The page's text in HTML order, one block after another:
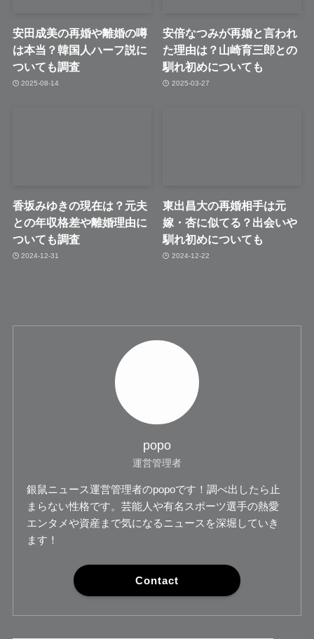
安田成美の再婚や離婚の噂
は本当？韓国人ハーフ説に
ついても調査
2025-08-14
安倍なつみが再婚と言われ
た理由は？山崎育三郎との
馴れ初めについても
2025-03-27
香坂みゆきの現在は？元夫
との年収格差や離婚理由に
ついても調査
2024-12-31
東出昌大の再婚相手は元
嫁・杏に似てる？出会いや
馴れ初めについても
2024-12-22
popo
運営管理者
銀鼠ニュース運営管理者のpopoです！調べ出したら止
まらない性格です。芸能人や有名スポーツ選手の熱愛
エンタメや資産まで気になるニュースを深堀していき
ます！
Contact